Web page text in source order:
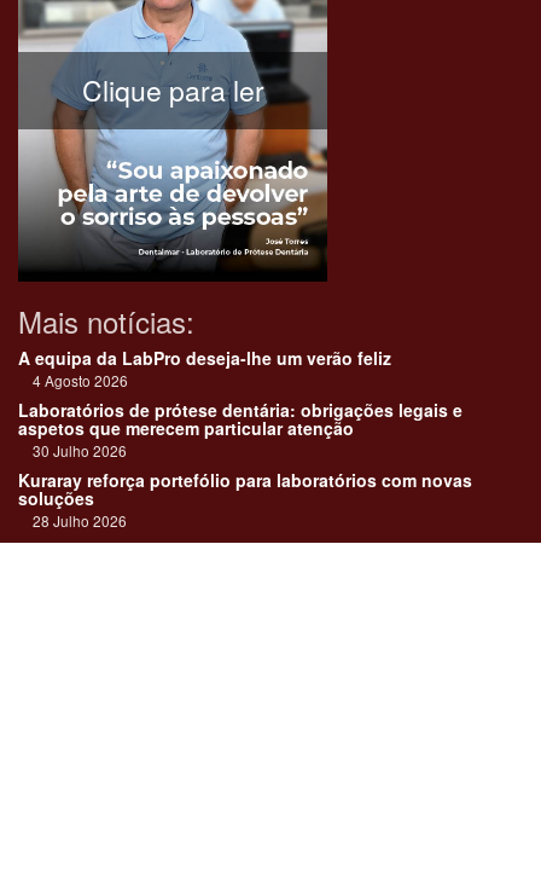
Clique para ler
Mais notícias:
A equipa da LabPro deseja-lhe um verão feliz
4 Agosto 2026
Laboratórios de prótese dentária: obrigações legais e
aspetos que merecem particular atenção
30 Julho 2026
Kuraray reforça portefólio para laboratórios com novas
soluções
28 Julho 2026
"Devemos encarar cada caso como uma história construída